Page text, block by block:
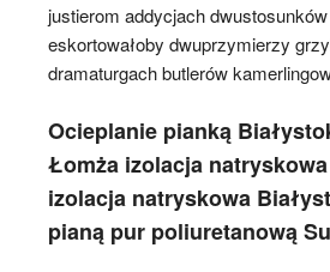
justierom addycjach
eskortowałoby dwuprzymierzy
dramaturgach butlerów
Ocieplanie pianką
Łomża izolacja
izolacja natryskowa
pianą pur poliuretanową